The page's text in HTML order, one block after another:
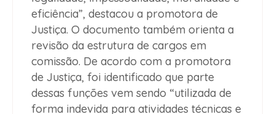
eficiência”, destacou a promotora de
Justiça. O documento também orienta a
revisão da estrutura de cargos em
comissão. De acordo com a promotora
de Justiça, foi identificado que parte
dessas funções vem sendo “utilizada de
forma indevida para atividades técnicas e